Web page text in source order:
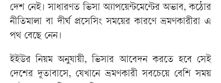
দেশ নেই। সাধারণত ভিসা অ্যাপয়েন্টমেন্টের অভাব, কঠোর
নীতিমালা বা দীর্ঘ প্রসেসিং সময়ের কারণে ভ্রমণকারীরা এ
পথ বেছে নেন।
ইইউর নিয়ম অনুযায়ী, ভিসার আবেদন করতে হবে সেই
দেশের দূতাবাসে, যেখানে ভ্রমণকারী সবচেয়ে বেশি সময়